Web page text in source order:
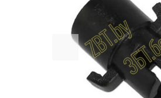
Previous